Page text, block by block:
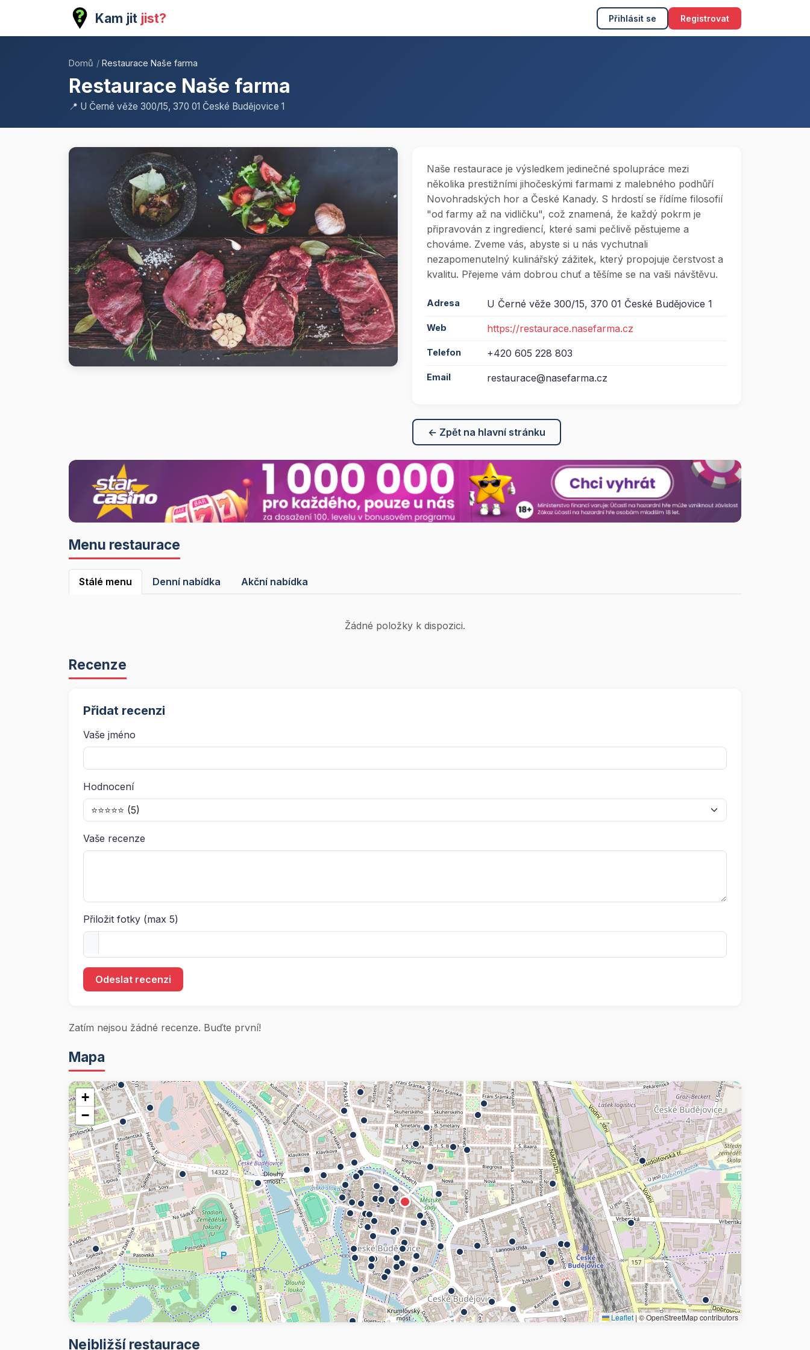
Kam jit jist? Přihlásit se Registrovat
Domů / Restaurace Naše farma
Restaurace Naše farma
📍 U Černé věže 300/15, 370 01 České Budějovice 1
Naše restaurace je výsledkem jedinečné spolupráce mezi
několika prestižními jihočeskými farmami z malebného podhůří
Novohradských hor a České Kanady. S hrdostí se řídíme filosofií
"od farmy až na vidličku", což znamená, že každý pokrm je
připravován z ingrediencí, které sami pečlivě pěstujeme a
chováme. Zveme vás, abyste si u nás vychutnali
nezapomenutelný kulinářský zážitek, který propojuje čerstvost a
kvalitu. Přejeme vám dobrou chuť a těšíme se na vaši návštěvu.
Adresa U Černé věže 300/15, 370 01 České Budějovice 1
Web https://restaurace.nasefarma.cz
Telefon +420 605 228 803
Email restaurace@nasefarma.cz
← Zpět na hlavní stránku
Menu restaurace
Stálé menu Denní nabídka Akční nabídka
Žádné položky k dispozici.
Recenze
Přidat recenzi
Vaše jméno
Hodnocení
Vaše recenze
Přiložit fotky (max 5)
Odeslat recenzi
Zatím nejsou žádné recenze. Buďte první!
Mapa
+
−
Leaflet| © OpenStreetMap contributors
Nejbližší restaurace